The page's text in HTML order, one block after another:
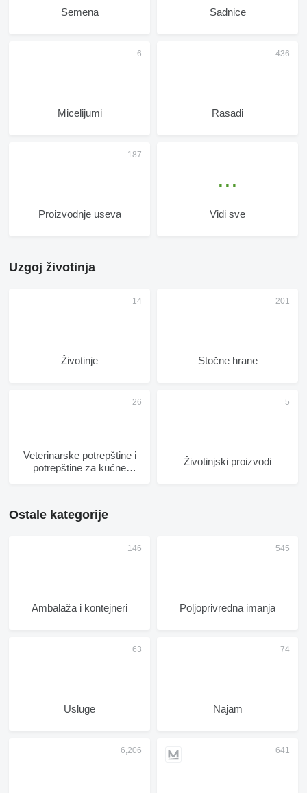
Semena Sadnice
Micelijumi Rasadi
Proizvodnje useva Vidi sve
Uzgoj životinja
Životinje Stočne hrane
Veterinarske potrepštine i
potrepštine za kućne
Životinjski proizvodi
Ostale kategorije
Ambalaža i kontejneri Poljoprivrednа imanjа
Usluge Najam